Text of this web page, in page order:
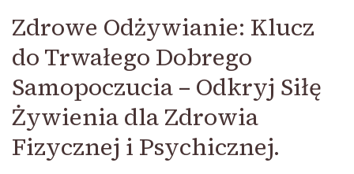
Zdrowe Odżywianie: Klucz
do Trwałego Dobrego
Samopoczucia – Odkryj Siłę
Żywienia dla Zdrowia
Fizycznej i Psychicznej.